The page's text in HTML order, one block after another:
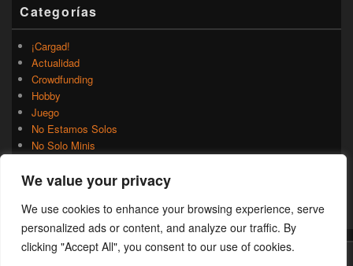
We value your privacy
We use cookies to enhance your browsing experience, serve
personalized ads or content, and analyze our traffic. By
clicking "Accept All", you consent to our use of cookies.
Categorías
¡Cargad!
Actualidad
Crowdfunding
Hobby
Juego
No Estamos Solos
No Solo Minis
Rumores
Uncategorized